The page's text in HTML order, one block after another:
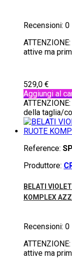
Recensioni: 0
attive ma
529,0 €
Aggiungi al
della taglia/
Reference:
Produttore:
BELATI
KOMPLEX
Recensioni: 0
attive ma